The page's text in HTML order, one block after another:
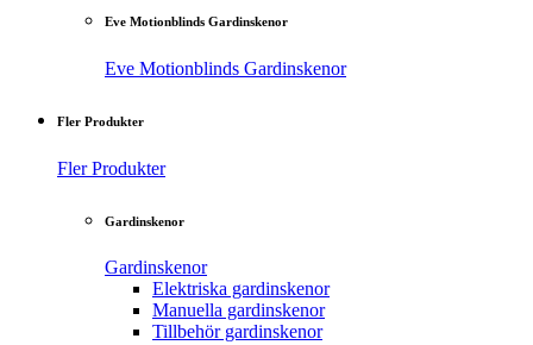
Eve Motionblinds Gardinskenor
Eve Motionblinds Gardinskenor
Fler Produkter
Fler Produkter
Gardinskenor
Gardinskenor
Elektriska gardinskenor
Manuella gardinskenor
Tillbehör gardinskenor